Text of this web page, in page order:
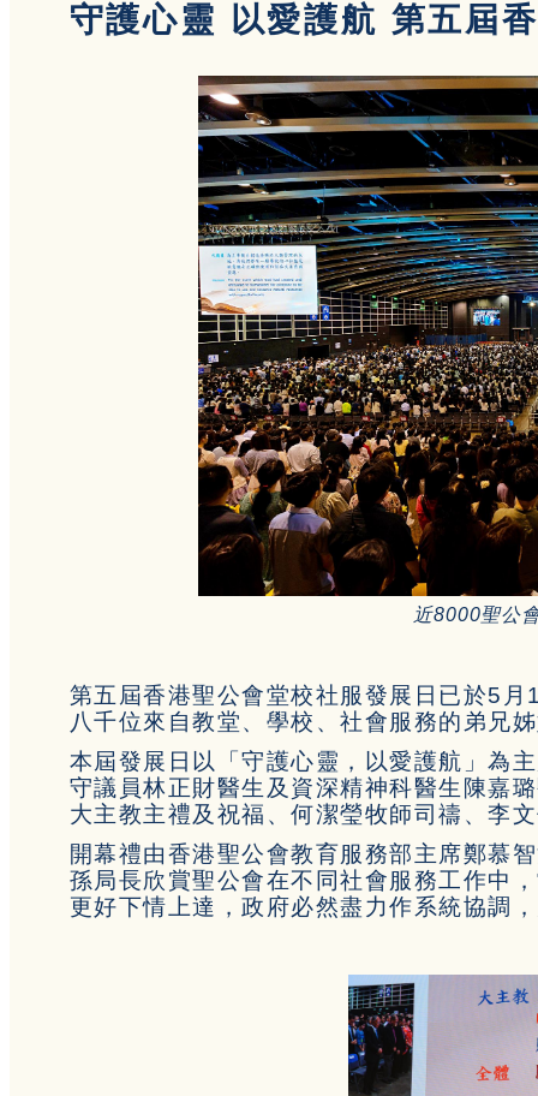
守護心靈 以愛護航 第五屆
近8000聖公
第五屆香港聖公會堂校社服發展日已於5
八千位來自教堂、學校、社會服務的弟兄
本屆發展日以「守護心靈，以愛護航」為
守議員林正財醫生及資深精神科醫生陳嘉
大主教主禮及祝福、何潔瑩牧師司禱、李
開幕禮由香港聖公會教育服務部主席鄭慕
孫局長欣賞聖公會在不同社會服務工作中
更好下情上達，政府必然盡力作系統協調